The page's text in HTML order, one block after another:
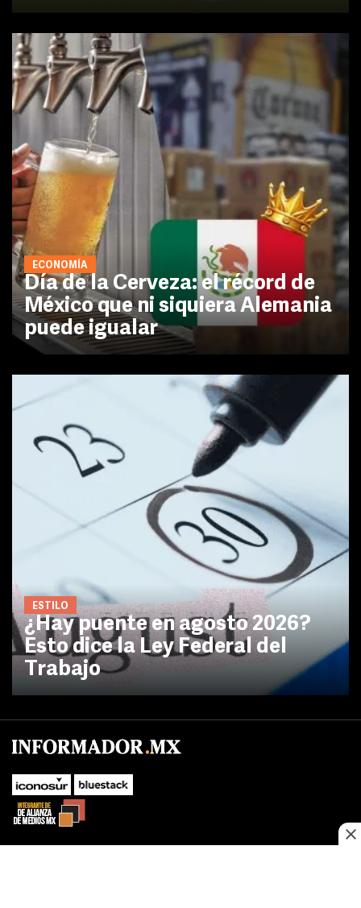
ECONOMÍA
Día de la Cerveza: el récord de
México que ni siquiera Alemania
puede igualar
ESTILO
¿Hay puente en agosto 2026?
Esto dice la Ley Federal del
Trabajo